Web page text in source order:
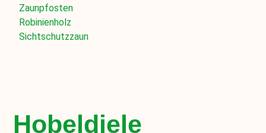
Zaunpfosten
Robinienholz
Sichtschutzzaun
Hobeldiele